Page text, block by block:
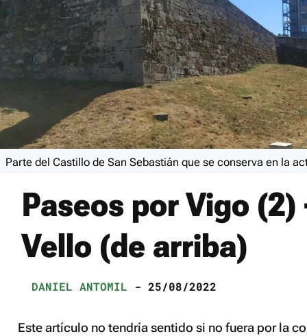
Parte del Castillo de San Sebastián que se conserva en la
Paseos por Vigo (2)
Vello (de arriba)
DANIEL ANTOMIL - 25/08/2022
Este artículo no tendría sentido si no fuera por la